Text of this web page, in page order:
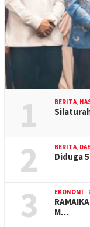
1 BERITA
2 BERITA
Diduga
3 EKONOMI
M…